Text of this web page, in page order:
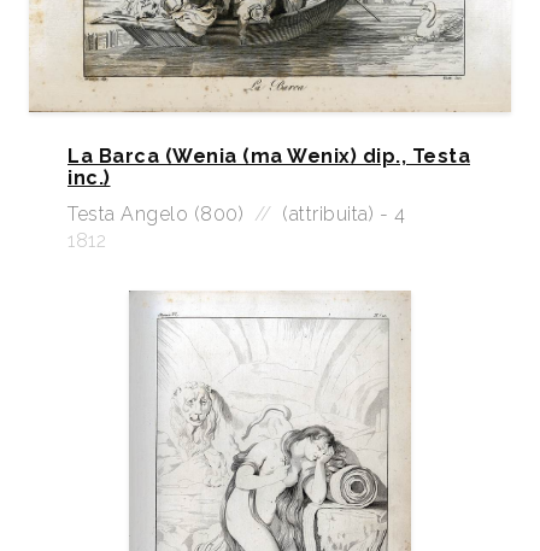
La Barca (Wenia (ma Wenix) dip., Testa
inc.)
Testa Angelo (800) // (attribuita) - 4
1812